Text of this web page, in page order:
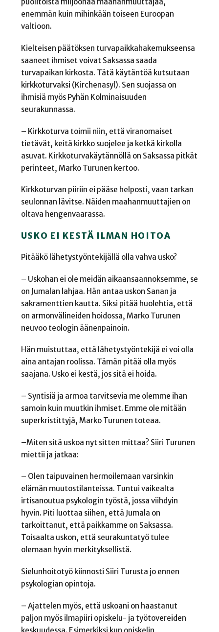
puolitoista miljoonaa maahanmuuttajaa,
enemmän kuin mihinkään toiseen Euroopan
valtioon.
Kielteisen päätöksen turvapaikkahakemukseensa
saaneet ihmiset voivat Saksassa saada
turvapaikan kirkosta. Tätä käytäntöä kutsutaan
kirkkoturvaksi (Kirchenasyl). Sen suojassa on
ihmisiä myös Pyhän Kolminaisuuden
seurakunnassa.
– Kirkkoturva toimii niin, että viranomaiset
tietävät, keitä kirkko suojelee ja ketkä kirkolla
asuvat. Kirkkoturvakäytännöllä on Saksassa pitkät
perinteet, Marko Turunen kertoo.
Kirkkoturvan piiriin ei pääse helposti, vaan tarkan
seulonnan lävitse. Näiden maahanmuuttajien on
oltava hengenvaarassa.
USKO EI KESTÄ ILMAN HOITOA
Pitääkö lähetystyöntekijällä olla vahva usko?
– Uskohan ei ole meidän aikaansaannoksemme, se
on Jumalan lahjaa. Hän antaa uskon Sanan ja
sakramenttien kautta. Siksi pitää huolehtia, että
on armonvälineiden hoidossa, Marko Turunen
neuvoo teologin äänenpainoin.
Hän muistuttaa, että lähetystyöntekijä ei voi olla
aina antajan roolissa. Tämän pitää olla myös
saajana. Usko ei kestä, jos sitä ei hoida.
– Syntisiä ja armoa tarvitsevia me olemme ihan
samoin kuin muutkin ihmiset. Emme ole mitään
superkristittyjä, Marko Turunen toteaa.
–Miten sitä uskoa nyt sitten mittaa? Siiri Turunen
miettii ja jatkaa:
– Olen taipuvainen hermoilemaan varsinkin
elämän muutostilanteissa. Tuntui vaikealta
irtisanoutua psykologin työstä, jossa viihdyin
hyvin. Piti luottaa siihen, että Jumala on
tarkoittanut, että paikkamme on Saksassa.
Toisaalta uskon, että seurakuntatyö tulee
olemaan hyvin merkityksellistä.
Sielunhoitotyö kiinnosti Siiri Turusta jo ennen
psykologian opintoja.
– Ajattelen myös, että uskoani on haastanut
paljon myös ilmapiiri opiskelu- ja työtovereiden